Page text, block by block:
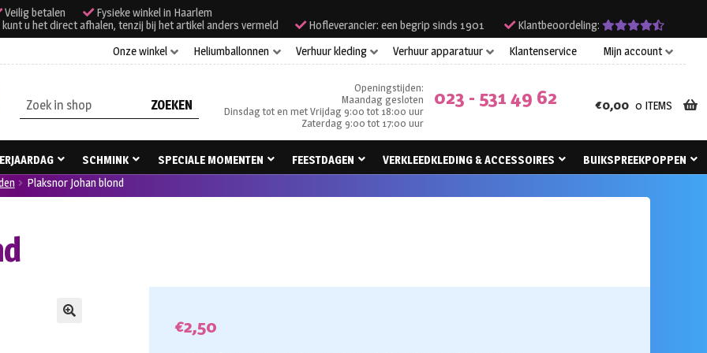
Veilig betalen
Fysieke winkel in Haarlem
u het direct afhalen, tenzij bij het artikel anders vermeld
Hofleverancier: een begrip sinds 1901
Klantbeoordeling:
Onze winkel
Heliumballonnen Verhuur kleding Verhuur apparatuur Klantenservice Mijn account
Zoeken
naar:
Openingstijden:
Maandag gesloten
Dinsdag tot en met Vrijdag 9:00 tot 18:00 uur
Zaterdag 9:00 tot 17:00 uur
023 - 531 49 62 €0,00 0 ITEMS
SCHMINK SPECIALE MOMENTEN FEESTDAGEN VERKLEEDKLEDING & ACCESSOIRES
BUIKSPREEKPOPPEN
Plaksnor Johan blond
€2,50